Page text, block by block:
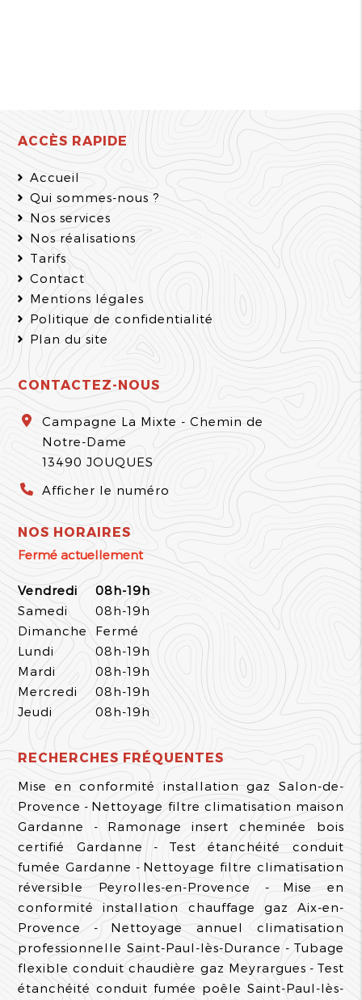
ACCÈS RAPIDE
Accueil
Qui sommes-nous ?
Nos services
Nos réalisations
Tarifs
Contact
Mentions légales
Politique de confidentialité
Plan du site
CONTACTEZ-NOUS
Campagne La Mixte - Chemin de
Notre-Dame
13490 JOUQUES
Afficher le numéro
NOS HORAIRES
Fermé actuellement
Vendredi
08h-19h
Samedi
08h-19h
Dimanche
Fermé
Lundi
08h-19h
Mardi
08h-19h
Mercredi
08h-19h
Jeudi
08h-19h
RECHERCHES FRÉQUENTES
Mise en conformité installation gaz Salon-de-
Provence
Nettoyage filtre climatisation maison
Gardanne
Ramonage insert cheminée bois
certifié Gardanne
Test étanchéité conduit
fumée Gardanne
Nettoyage filtre climatisation
réversible Peyrolles-en-Provence
Mise en
conformité installation chauffage gaz Aix-en-
Provence
Nettoyage annuel climatisation
professionnelle Saint-Paul-lès-Durance
Tubage
flexible conduit chaudière gaz Meyrargues
Test
étanchéité conduit fumée poêle Saint-Paul-lès-